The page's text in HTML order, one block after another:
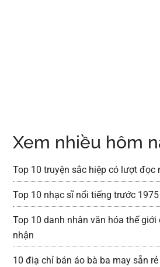
Xem nhiều hôm
Top 10 truyện sắc hiệp có lượt đọc
Top 10 nhạc sĩ nổi tiếng trước
Top 10 danh nhân văn hóa thế giới
nhận
10 điạ chỉ bán áo bà ba may sẵn